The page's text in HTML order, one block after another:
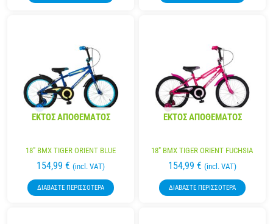
ΕΚΤΌΣ ΑΠΟΘΈΜΑΤΟΣ
18″ BMX TIGER ORIENT BLUE
154,99 € (incl. VAT)
ΔΙΑΒΆΣΤΕ ΠΕΡΙΣΣΌΤΕΡΑ
ΕΚΤΌΣ ΑΠΟΘΈΜΑΤΟΣ
18″ BMX TIGER ORIENT FUCHSIA
154,99 € (incl. VAT)
ΔΙΑΒΆΣΤΕ ΠΕΡΙΣΣΌΤΕΡΑ